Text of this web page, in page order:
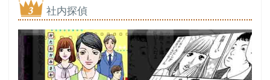
社内探偵